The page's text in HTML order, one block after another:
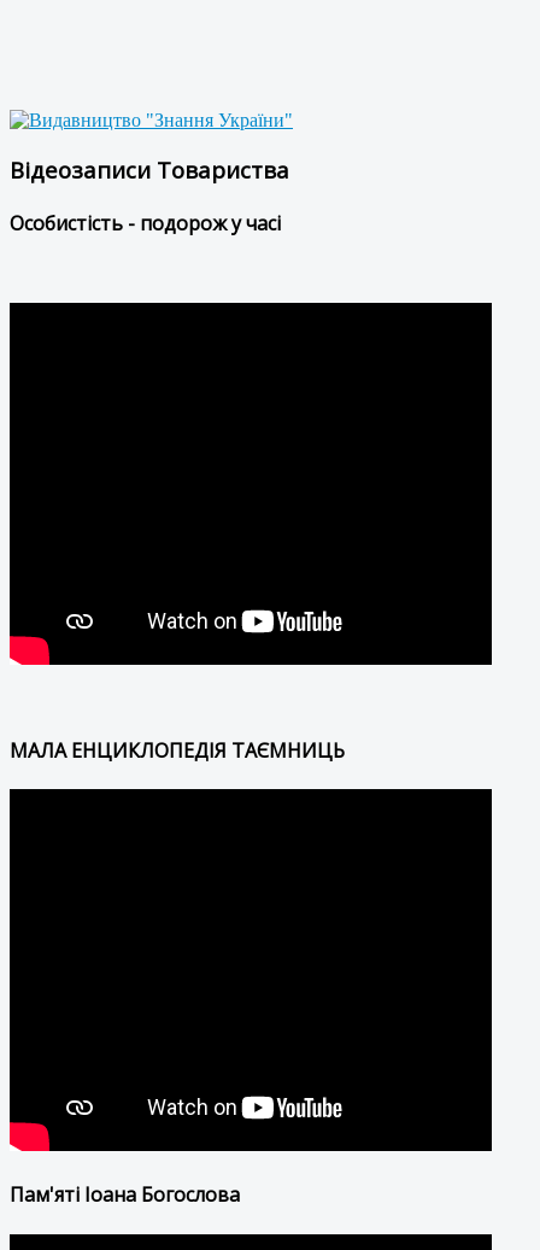
Відеозаписи Товариства
Особистість - подорож у часі
МАЛА ЕНЦИКЛОПЕДІЯ ТАЄМНИЦЬ
Пам'яті Іоана Богослова